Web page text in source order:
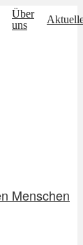
Über
uns